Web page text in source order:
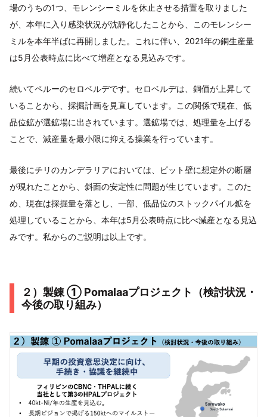
場のうちの1つ、モレンシーミルを休止させる措置を取りました
が、本年に入り感染状況が沈静化したことから、このモレンシー
ミルを本年半ばに再開しました。これに伴い、2021年の銅生産量
は5月公表時点に比べて増産となる見込みです。
続いてペルーのセロベルデです。セロベルデは、銅価が上昇して
いることから、採掘計画を見直しています。この関係で現在、低
品位鉱が選鉱場に出されています。選鉱場では、処理量を上げる
ことで、減産量を最小限に抑える操業を行っています。
最後にチリのカンデラリアにおいては、ピット壁に想定外の断層
が現れたことから、斜面の安定性に問題が生じています。このた
め、現在は採掘量を落とし、一部、低品位のストックパイル鉱を
処理していることから、本年は5月公表時点に比べ減産となる見込
みです。私からのご説明は以上です。
２）製錬 ① Pomalaaプロジェクト（検討状況・
今後の取り組み）